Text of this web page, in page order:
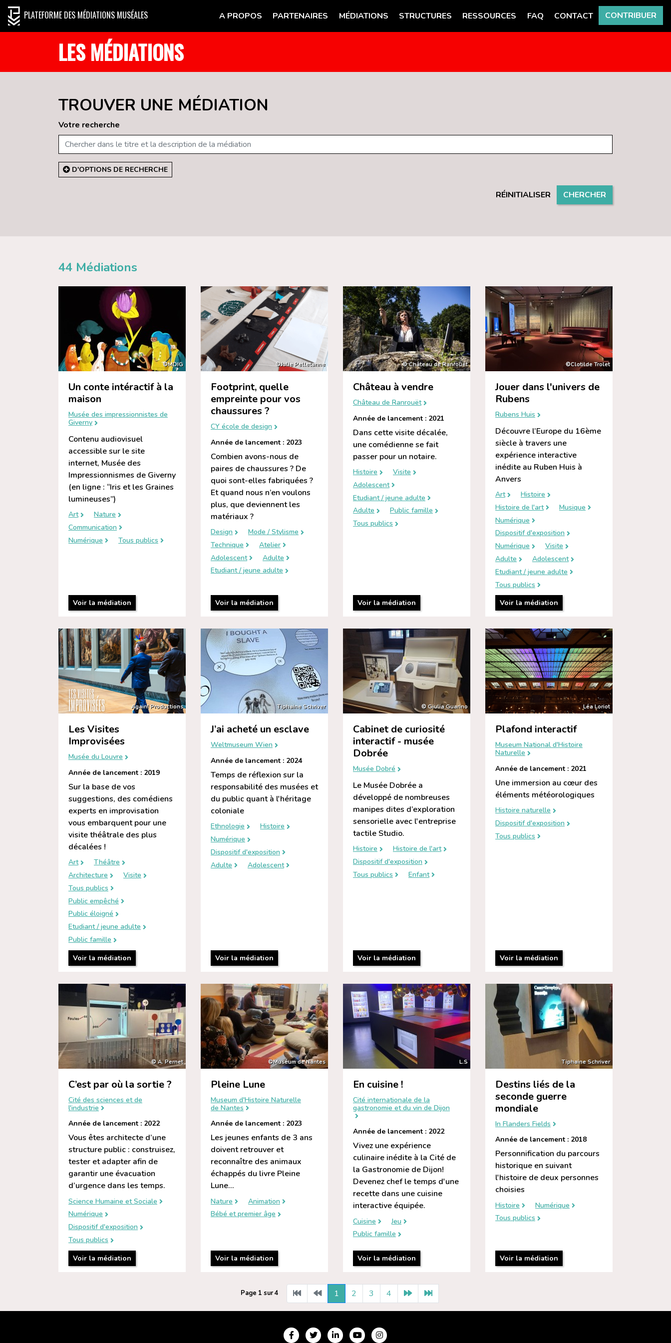
PLATEFORME DES MÉDIATIONS MUSÉALES A PROPOS PARTENAIRES MÉDIATIONS STRUCTURES RESSOURCES FAQ CONTACT CONTRIBUER
LES MÉDIATIONS
TROUVER UNE MÉDIATION
Votre recherche
D'OPTIONS DE RECHERCHE
RÉINITIALISER
44 Médiations
©MDIG
Un conte intéractif à la
maison
Musée des impressionnistes de
Giverny
Contenu audiovisuel
accessible sur le site
internet, Musée des
Impressionnismes de Giverny
(en ligne : “Iris et les Graines
lumineuses”)
Art
Nature
Communication
Numérique
Tous publics
Voir la médiation
©Julie Pelletanne
Footprint, quelle
empreinte pour vos
chaussures ?
CY école de design
Année de lancement : 2023
Combien avons-nous de
paires de chaussures ? De
quoi sont-elles fabriquées ?
Et quand nous n’en voulons
plus, que deviennent les
matériaux ?
Design
Mode / Stylisme
Technique
Atelier
Adolescent
Adulte
Etudiant / jeune adulte
Voir la médiation
© Château de Ranrouët
Château à vendre
Château de Ranrouët
Année de lancement : 2021
Dans cette visite décalée,
une comédienne se fait
passer pour un notaire.
Histoire
Visite
Adolescent
Etudiant / jeune adulte
Adulte
Public famille
Tous publics
Voir la médiation
©Clotilde Trolet
Jouer dans l'univers de
Rubens
Rubens Huis
Découvre l’Europe du 16ème
siècle à travers une
expérience interactive
inédite au Ruben Huis à
Anvers
Art
Histoire
Histoire de l'art
Musique
Numérique
Dispositif d'exposition
Numérique
Visite
Adulte
Adolescent
Etudiant / jeune adulte
Tous publics
Voir la médiation
Again! Productions
Les Visites
Improvisées
Musée du Louvre
Année de lancement : 2019
Sur la base de vos
suggestions, des comédiens
experts en improvisation
vous embarquent pour une
visite théâtrale des plus
décalées !
Art
Théâtre
Architecture
Visite
Tous publics
Public empêché
Public éloigné
Etudiant / jeune adulte
Public famille
Voir la médiation
Tiphaine Schriver
J’ai acheté un esclave
Weltmuseum Wien
Année de lancement : 2024
Temps de réflexion sur la
responsabilité des musées et
du public quant à l'héritage
coloniale
Ethnologie
Histoire
Numérique
Dispositif d'exposition
Adulte
Adolescent
Voir la médiation
© Giulia Guarino
Cabinet de curiosité
interactif - musée
Dobrée
Musée Dobré
Le Musée Dobrée a
développé de nombreuses
manipes dites d’exploration
sensorielle avec l'entreprise
tactile Studio.
Histoire
Histoire de l'art
Dispositif d'exposition
Tous publics
Enfant
Voir la médiation
Léa Loriot
Plafond interactif
Museum National d'Histoire
Naturelle
Année de lancement : 2021
Une immersion au cœur des
éléments météorologiques
Histoire naturelle
Dispositif d'exposition
Tous publics
Voir la médiation
© A. Pernet
C’est par où la sortie ?
Cité des sciences et de
l'industrie
Année de lancement : 2022
Vous êtes architecte d’une
structure public : construisez,
tester et adapter afin de
garantir une évacuation
d’urgence dans les temps.
Science Humaine et Sociale
Numérique
Dispositif d'exposition
Tous publics
Voir la médiation
©Muséum de Nantes
Pleine Lune
Museum d'Histoire Naturelle
de Nantes
Année de lancement : 2023
Les jeunes enfants de 3 ans
doivent retrouver et
reconnaître des animaux
échappés du livre Pleine
Lune...
Nature
Animation
Bébé et premier âge
Voir la médiation
L.S
En cuisine !
Cité internationale de la
gastronomie et du vin de Dijon
Année de lancement : 2022
Vivez une expérience
culinaire inédite à la Cité de
la Gastronomie de Dijon!
Devenez chef le temps d'une
recette dans une cuisine
interactive équipée.
Cuisine
Jeu
Public famille
Voir la médiation
Tiphaine Schriver
Destins liés de la
seconde guerre
mondiale
In Flanders Fields
Année de lancement : 2018
Personnification du parcours
historique en suivant
l'histoire de deux personnes
choisies
Histoire
Numérique
Tous publics
Voir la médiation
Page 1 sur 4 1 2 3 4